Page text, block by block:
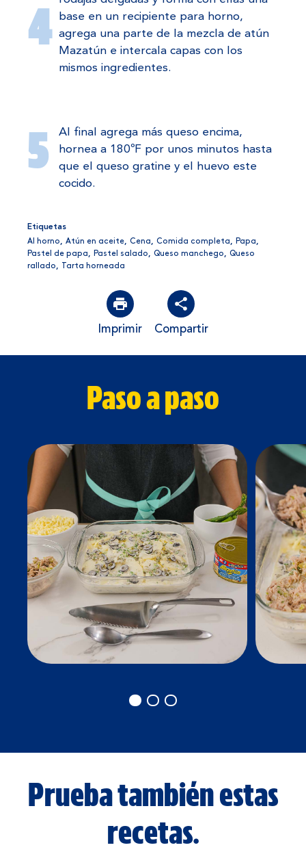
base en un recipiente para horno,
agrega una parte de la mezcla de atún
Mazatún e intercala capas con los
mismos ingredientes.
Al final agrega más queso encima,
hornea a 180ºF por unos minutos hasta
que el queso gratine y el huevo este
cocido.
Etiquetas
Al horno,Atún en aceite,Cena,Comida completa, Papa,
Pastel de papa, Pastel salado,Queso manchego,Queso
rallado, Tarta horneada
Imprimir Compartir
Paso a paso
Prueba también estas
recetas.